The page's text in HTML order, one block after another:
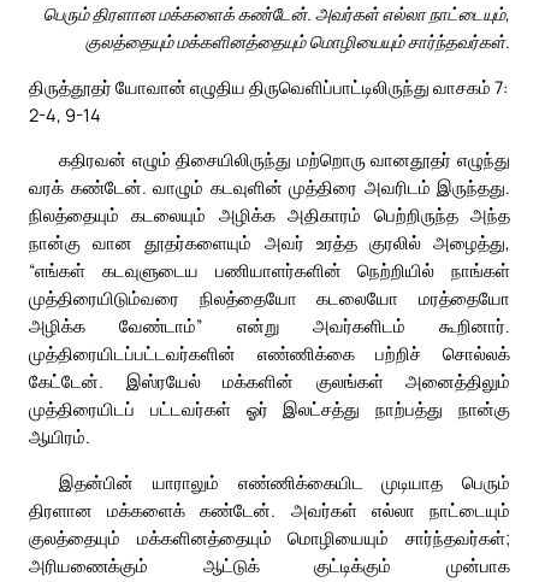
பெரும் திரளான மக்களைக் கண்டேன். அவர்கள் எல்லா நாட்டையும்,
குலத்தையும் மக்களினத்தையும் மொழியையும் சார்ந்தவர்கள்.
திருத்தூதர் யோவான் எழுதிய திருவெளிப்பாட்டிலிருந்து வாசகம் 7:
2-4, 9-14
கதிரவன் எழும் திசையிலிருந்து மற்றொரு வானதூதர் எழுந்து
வரக் கண்டேன். வாழும் கடவுளின் முத்திரை அவரிடம் இருந்தது.
நிலத்தையும் கடலையும் அழிக்க அதிகாரம் பெற்றிருந்த அந்த
நான்கு வான தூதர்களையும் அவர் உரத்த குரலில் அழைத்து,
“எங்கள் கடவுளுடைய பணியாளர்களின் நெற்றியில் நாங்கள்
முத்திரையிடும்வரை நிலத்தையோ கடலையோ மரத்தையோ
அழிக்க வேண்டாம்” என்று அவர்களிடம் கூறினார்.
முத்திரையிடப்பட்டவர்களின் எண்ணிக்கை பற்றிச் சொல்லக்
கேட்டேன். இஸ்ரயேல் மக்களின் குலங்கள் அனைத்திலும்
முத்திரையிடப் பட்டவர்கள் ஓர் இலட்சத்து நாற்பத்து நான்கு
ஆயிரம்.
இதன்பின் யாராலும் எண்ணிக்கையிட முடியாத பெரும்
திரளான மக்களைக் கண்டேன். அவர்கள் எல்லா நாட்டையும்
குலத்தையும் மக்களினத்தையும் மொழியையும் சார்ந்தவர்கள்;
அரியணைக்கும் ஆட்டுக் குட்டிக்கும் முன்பாக